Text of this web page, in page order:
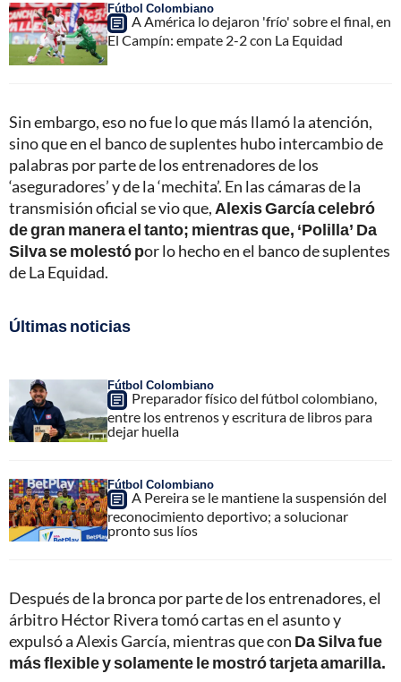
Fútbol Colombiano
A América lo dejaron 'frío' sobre el final, en
El Campín: empate 2-2 con La Equidad
Sin embargo, eso no fue lo que más llamó la atención,
sino que en el banco de suplentes hubo intercambio de
palabras por parte de los entrenadores de los
‘aseguradores’ y de la ‘mechita’. En las cámaras de la
transmisión oficial se vio que, Alexis García celebró
de gran manera el tanto; mientras que, ‘Polilla’ Da
Silva se molestó por lo hecho en el banco de suplentes
de La Equidad.
Últimas noticias
Fútbol Colombiano
Preparador físico del fútbol colombiano,
entre los entrenos y escritura de libros para
dejar huella
Fútbol Colombiano
A Pereira se le mantiene la suspensión del
reconocimiento deportivo; a solucionar
pronto sus líos
Después de la bronca por parte de los entrenadores, el
árbitro Héctor Rivera tomó cartas en el asunto y
expulsó a Alexis García, mientras que con Da Silva fue
más flexible y solamente le mostró tarjeta amarilla.